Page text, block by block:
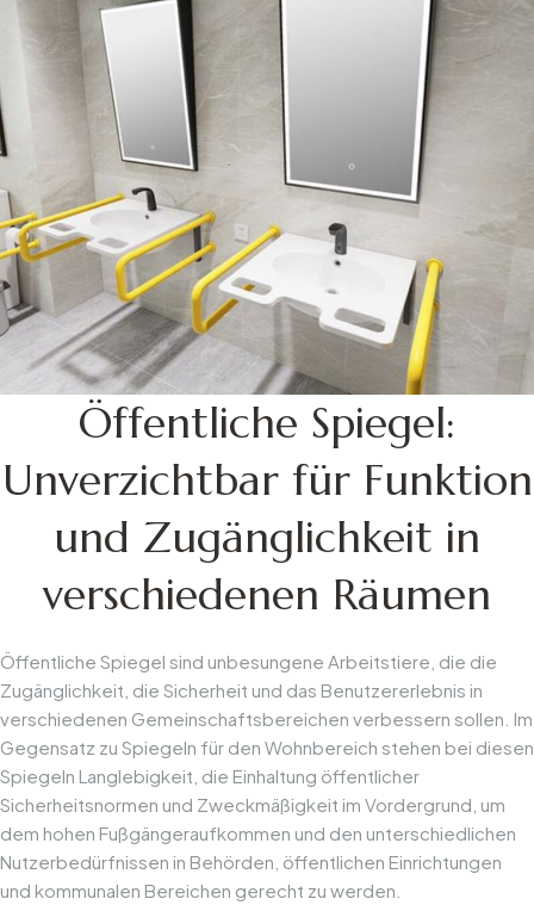
Öffentliche Spiegel:
Unverzichtbar für Funktion
und Zugänglichkeit in
verschiedenen Räumen
Öffentliche Spiegel sind unbesungene Arbeitstiere, die die
Zugänglichkeit, die Sicherheit und das Benutzererlebnis in
verschiedenen Gemeinschaftsbereichen verbessern sollen. Im
Gegensatz zu Spiegeln für den Wohnbereich stehen bei diesen
Spiegeln Langlebigkeit, die Einhaltung öffentlicher
Sicherheitsnormen und Zweckmäßigkeit im Vordergrund, um
dem hohen Fußgängeraufkommen und den unterschiedlichen
Nutzerbedürfnissen in Behörden, öffentlichen Einrichtungen
und kommunalen Bereichen gerecht zu werden.